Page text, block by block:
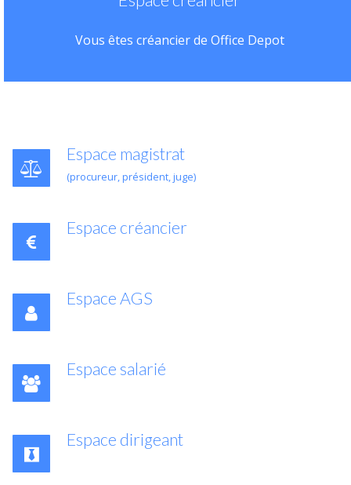
Vous êtes créancier de Office Depot
Espace magistrat
(procureur, président, juge)
Espace créancier
Espace AGS
Espace salarié
Espace dirigeant